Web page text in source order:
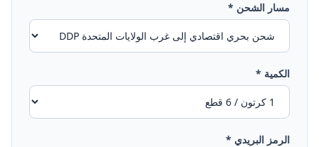
مسار الشحن *
الكمية *
الرمز البريدي *